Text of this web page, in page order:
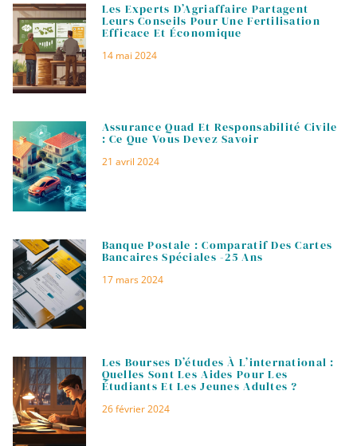
Les Experts D’Agriaffaire Partagent
Leurs Conseils Pour Une Fertilisation
Efficace Et Économique
14 mai 2024
Assurance Quad Et Responsabilité Civile
: Ce Que Vous Devez Savoir
21 avril 2024
Banque Postale : Comparatif Des Cartes
Bancaires Spéciales -25 Ans
17 mars 2024
Les Bourses D’études À L’international :
Quelles Sont Les Aides Pour Les
Étudiants Et Les Jeunes Adultes ?
26 février 2024